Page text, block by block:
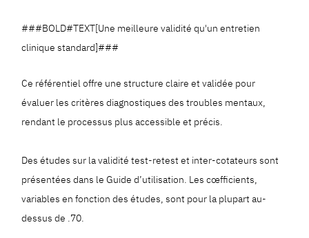
###BOLD#TEXT[Une meilleure validité qu'un entretien
clinique standard]###
Ce référentiel offre une structure claire et validée pour
évaluer les critères diagnostiques des troubles mentaux,
rendant le processus plus accessible et précis.
Des études sur la validité test-retest et inter-cotateurs sont
présentées dans le Guide d’utilisation. Les cœfficients,
variables en fonction des études, sont pour la plupart au-
dessus de .70.